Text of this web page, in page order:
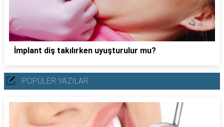
İmplant diş takılırken uyuşturulur mu?
POPÜLER YAZILAR